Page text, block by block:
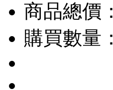
商品總價：
購買數量：